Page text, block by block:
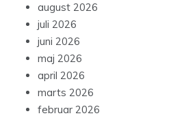
august 2026
juli 2026
juni 2026
maj 2026
april 2026
marts 2026
februar 2026